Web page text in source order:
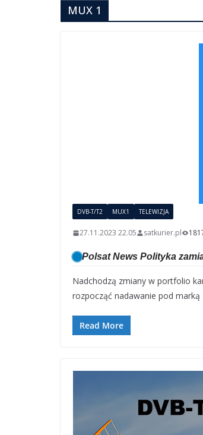
MUX 1
DVB-T/T2 MUX1 TELEWIZJA
27.11.2023 22.05 satkurier.pl
Polsat News Polityka
Nadchodzą zmiany w portfolio
rozpocząć nadawanie pod marką
Read More